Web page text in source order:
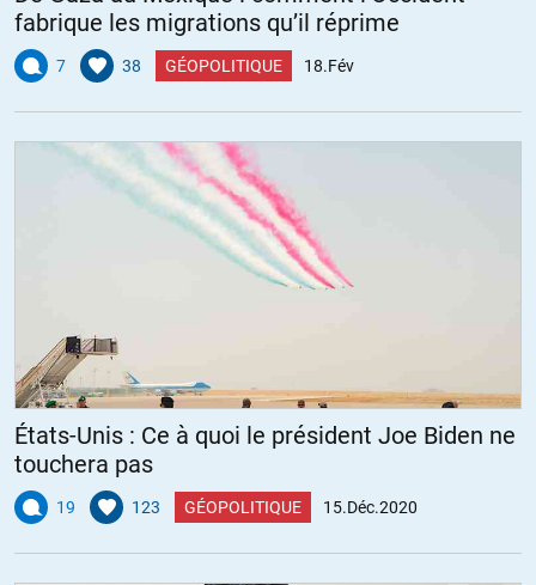
fabrique les migrations qu’il réprime
7 38 GÉOPOLITIQUE 18.Fév
États-Unis : Ce à quoi le président Joe Biden ne
touchera pas
19 123 GÉOPOLITIQUE 15.Déc.2020